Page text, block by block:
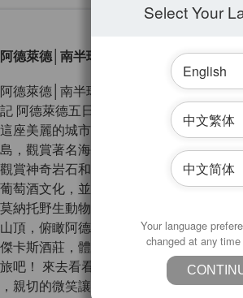
德萊德│南半球最大中央市場+品味世界
德萊德│南半球最大中央市場+品味世
阿德萊德五日遊綜合行程包括市區觀
座美麗的城市。首先遊覽市區名勝，體
，觀賞著名海豹灣與下海灘親近小海豹
賞神奇岩石和戰艦拱門。 你更將探索
萄酒文化，並參觀十九世紀著名的捕鯨
納托野生動物園，近距離觀賞各種非洲
頂，俯瞰阿德萊德市區全景。最後一天
卡斯酒莊，體驗品酒樂趣，感受濃厚的
吧！ 來去看看 抵達阿德萊德機場後，
親切的微笑讓我感到安心。我們迅速上
Select Your
English
中文繁体
中文简体
Your language
changed at any